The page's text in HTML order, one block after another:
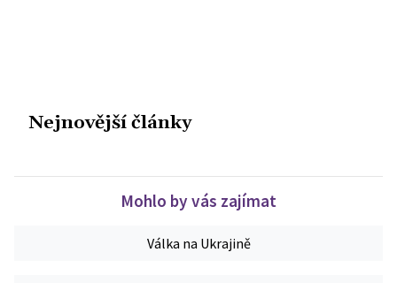
Nejnovější články
Mohlo by vás zajímat
Válka na Ukrajině